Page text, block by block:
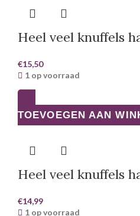
Heel veel knuffels
€15,50
1 op voorraad
TOEVOEGEN AAN
Heel veel knuffels
€14,99
1 op voorraad